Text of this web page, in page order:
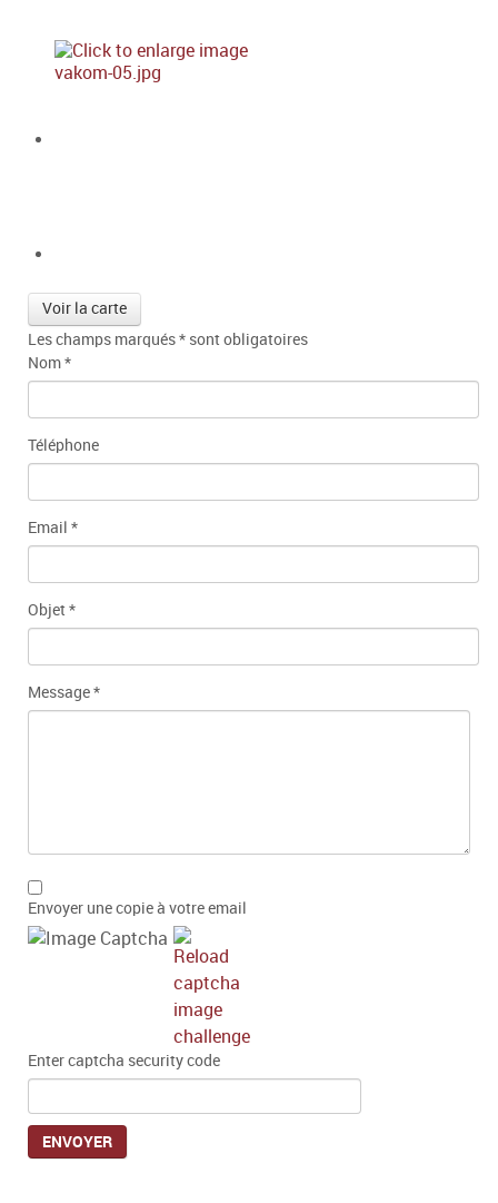
Voir la carte
Les champs marqués* sont obligatoires
Nom*
Téléphone
Email *
Objet*
Message*
Envoyer une copie à votre email
Enter captcha security code
ENVOYER